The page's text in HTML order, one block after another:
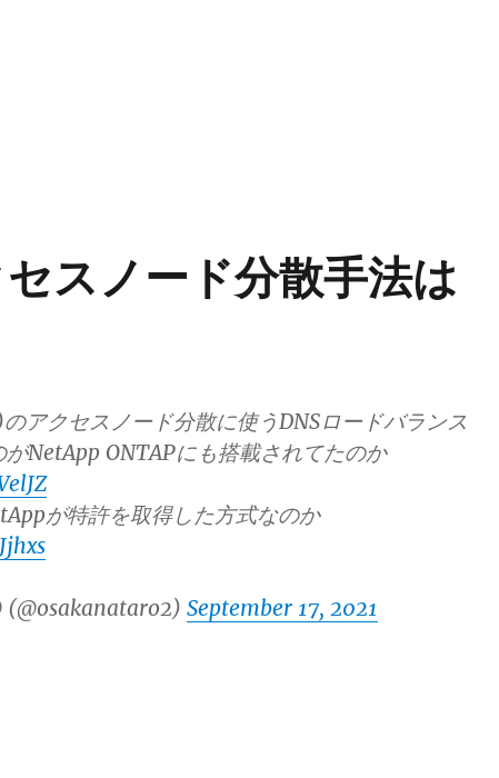
スノード分散手法は
アクセスノード分散に使うDNSロードバランス
がNetApp ONTAPにも搭載されてたのか
が特許を取得した方式なのか
(@osakanataro2) September 17, 2021